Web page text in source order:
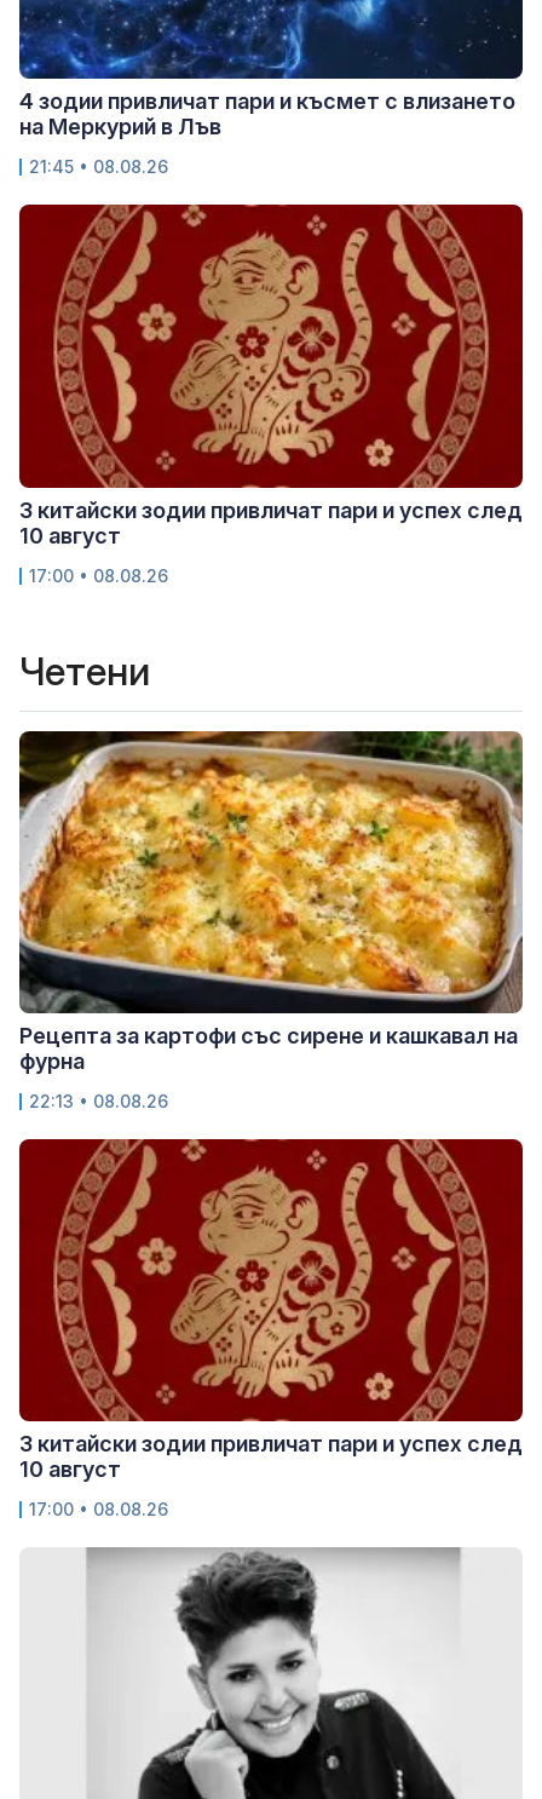
4 зодии привличат пари и късмет с влизането
на Меркурий в Лъв
21:45 • 08.08.26
3 китайски зодии привличат пари и успех след
10 август
17:00 • 08.08.26
Четени
Рецепта за картофи със сирене и кашкавал на
фурна
22:13 • 08.08.26
3 китайски зодии привличат пари и успех след
10 август
17:00 • 08.08.26